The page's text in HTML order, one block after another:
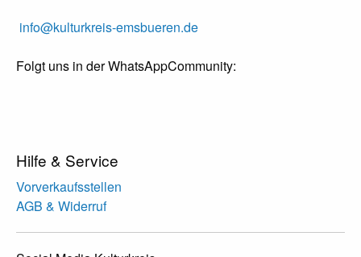
info@kulturkreis-emsbueren.de
Folgt uns in der WhatsAppCommunity:
Hilfe & Service
Vorverkaufsstellen
AGB & Widerruf